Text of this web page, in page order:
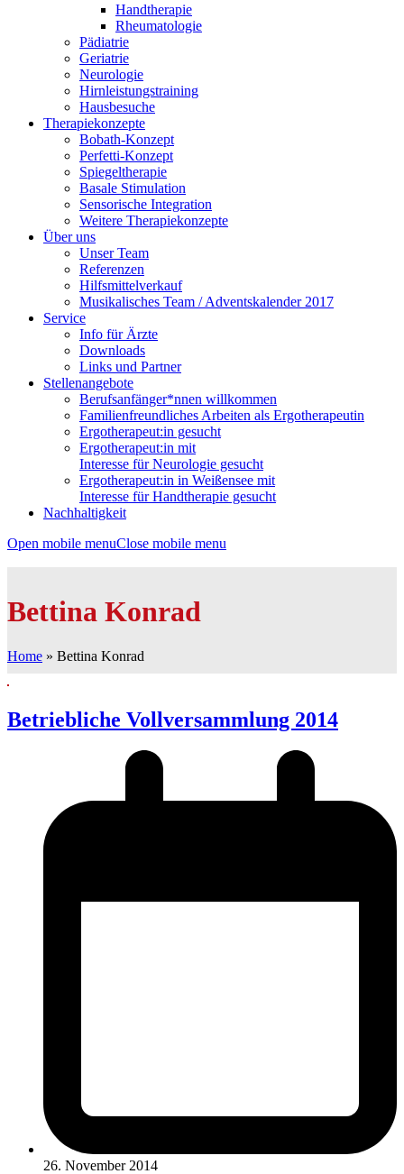
Handtherapie
Rheumatologie
Pädiatrie
Geriatrie
Neurologie
Hirnleistungstraining
Hausbesuche
Therapiekonzepte
Bobath-Konzept
Perfetti-Konzept
Spiegeltherapie
Basale Stimulation
Sensorische Integration
Weitere Therapiekonzepte
Über uns
Unser Team
Referenzen
Hilfsmittelverkauf
Musikalisches Team / Adventskalender 2017
Service
Info für Ärzte
Downloads
Links und Partner
Stellenangebote
Berufsanfänger*nnen willkommen
Familienfreundliches Arbeiten als Ergotherapeutin
Ergotherapeut:in gesucht
Ergotherapeut:in mit
Interesse für Neurologie gesucht
Ergotherapeut:in in Weißensee mit
Interesse für Handtherapie gesucht
Nachhaltigkeit
Open mobile menuClose mobile menu
Bettina Konrad
Home » Bettina Konrad
Betriebliche Vollversammlung 2014
26. November 2014